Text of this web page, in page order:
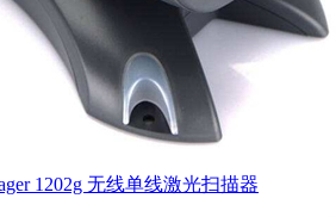
1202g 无线单线激光扫描器